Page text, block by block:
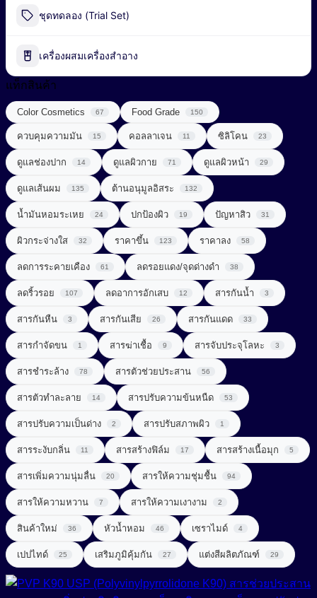
น้ำมันหอมระเหย (Essential Oil)
พอลิเมอร์ (Polymer)
สารก่อเจล (Gelling Agent)
สารกันเสีย (Preservative)
สารกันแดด (Sunscreen)
Chemical Sunscreen
Physical Sunscreen
Sunscreening Agents
UV Light Stabilizer
UVA + UVB Filter
สารกำจัดขน (Depilatory Agent)
สารขัดถู (Abrasive Agent)
สารฆ่าเชื้อ (Disinfectant)
สารจัดแต่งทรงผม (Styling Agent)
สารจับประจุโลหะ (Chelating Agent)
สารช่วยผลัดเซลล์ผิว (Exfoliating Agent)
สารช่วยเพิ่มความคงตัว (Consistency Factors)
สารช่วยให้ผิวกระชับ (Firming Agent)
สารช่วยให้ผิวผ่อนคลาย (Soothing Agent)
สารทำความสะอาด (Surfactant)
Amino Acid Surfactant
Amphoteric Surfactant
Anionic Surfactant
Cationic Surfactant
สารทำละลาย (Solvent)
สารปรับ pH (pH adjust)
สารปรับความนุ่มลื่น (Conditioning Agent)
Industrial Fermentation Nutrient
ลดการอักเสบ (Anti Inflammatory)
วิตามินซีจากธรรมชาติ (Natural Vitamin C)
วิตามินและแร่ธาตุ (Vitamins & Minerals)
สารควบคุมความเป็นกรด-ด่าง (Buffering Agent)
สารต้านอนุมูลอิสระ (Anti-oxidant)
สารทำให้เกิดเจล (Gelling Agent)
สารที่ช่วยในการลดน้ำหนัก (Weight Loss Aid)
สารปรุงแต่งรส (Flavor Enhancer)
สารสกัดจากพืช
สารสกัดจากสมุนไพร (Herbal extract)
สารออกฤทธิ์ (Active)
สารเสริมโปรตีน (Protein Enhancer)
สารแต่งสี (Coloring)
สารให้ความหวาน (Sweetener)
เพิ่มสารอาหาร (Nutrient added)
ชุดทดลอง (Trial Set)
เครื่องผสมเครื่องสำอาง
แท็กสินค้า
Color Cosmetics 67 Food Grade 150
ควบคุมความมัน 15 คอลลาเจน 11 ซิลิโคน 23
ดูแลช่องปาก 14 ดูแลผิวกาย 71 ดูแลผิวหน้า 29
ดูแลเส้นผม 135 ต้านอนุมูลอิสระ 132
น้ำมันหอมระเหย 24 ปกป้องผิว 19 ปัญหาสิว 31
ผิวกระจ่างใส 32 ราคาขึ้น 123 ราคาลง 58
ลดการระคายเคือง 61 ลดรอยแดง/จุดด่างดำ 38
ลดริ้วรอย 107 ลดอาการอักเสบ 12 สารกันน้ำ 3
สารกันหืน 3 สารกันเสีย 26 สารกันแดด 33
สารกำจัดขน 1 สารฆ่าเชื้อ 9 สารจับประจุโลหะ 3
สารชำระล้าง 78 สารตัวช่วยประสาน 56
สารตัวทำละลาย 14 สารปรับความข้นหนืด 53
สารปรับความเป็นด่าง 2 สารปรับสภาพผิว 1
สารระงับกลิ่น 11 สารสร้างฟิล์ม 17 สารสร้างเนื้อมุก 5
สารเพิ่มความนุ่มลื่น 20 สารให้ความชุ่มชื้น 94
สารให้ความหวาน 7 สารให้ความเงางาม 2
สินค้าใหม่ 36 หัวน้ำหอม 46 เซราไมด์ 4
เปปไทด์ 25 เสริมภูมิคุ้มกัน 27 แต่งสีผลิตภัณฑ์ 29